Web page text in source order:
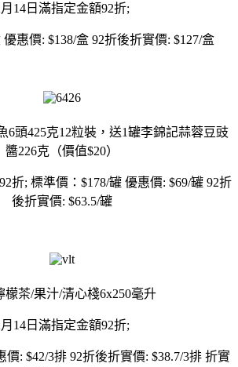
14日滿指定金額92折;
惠價: $138/盒 92折後折實價: $127/盒
6頭425克12粒裝，送1罐李錦記蒜蓉豆豉
醬226克（價值$20）
折; 標準價：$178/罐 優惠價: $69/罐 92折
後折實價: $63.5/罐
檬茶/果汁/清心棧6x250毫升
14日滿指定金額92折;
價: $42/3排 92折後折實價: $38.7/3排 折實